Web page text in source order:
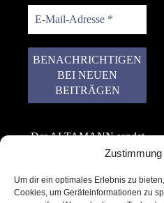
Um dir ein optimales Erlebnis zu
Cookies, um Geräteinformationen zu
Der ALTAMANN sendet
keinen Spam! Er gibt
weiter. Erfahre mehr in
unserer